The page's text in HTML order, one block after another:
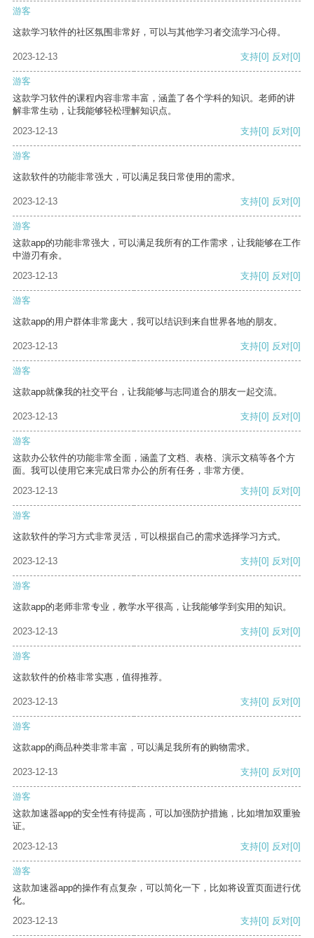
游客
这款学习软件的社区氛围非常好，可以与其他学习者交流学习心得。
2023-12-13 支持[0] 反对[0]
游客
这款学习软件的课程内容非常丰富，涵盖了各个学科的知识。老师的讲
解非常生动，让我能够轻松理解知识点。
2023-12-13
支持[0] 反对[0]
游客
这款软件的功能非常强大，可以满足我日常使用的需求。
2023-12-13 支持[0] 反对[0]
游客
这款app的功能非常强大，可以满足我所有的工作需求，让我能够在工作
中游刃有余。
2023-12-13
支持[0] 反对[0]
游客
这款app的用户群体非常庞大，我可以结识到来自世界各地的朋友。
2023-12-13 支持[0] 反对[0]
游客
这款app就像我的社交平台，让我能够与志同道合的朋友一起交流。
2023-12-13 支持[0] 反对[0]
游客
这款办公软件的功能非常全面，涵盖了文档、表格、演示文稿等各个方
面。我可以使用它来完成日常办公的所有任务，非常方便。
2023-12-13
支持[0] 反对[0]
游客
这款软件的学习方式非常灵活，可以根据自己的需求选择学习方式。
2023-12-13 支持[0] 反对[0]
游客
这款app的老师非常专业，教学水平很高，让我能够学到实用的知识。
2023-12-13 支持[0] 反对[0]
游客
这款软件的价格非常实惠，值得推荐。
2023-12-13 支持[0] 反对[0]
游客
这款app的商品种类非常丰富，可以满足我所有的购物需求。
2023-12-13 支持[0] 反对[0]
游客
这款加速器app的安全性有待提高，可以加强防护措施，比如增加双重验
证。
2023-12-13
支持[0] 反对[0]
游客
这款加速器app的操作有点复杂，可以简化一下，比如将设置页面进行优
化。
2023-12-13
支持[0] 反对[0]